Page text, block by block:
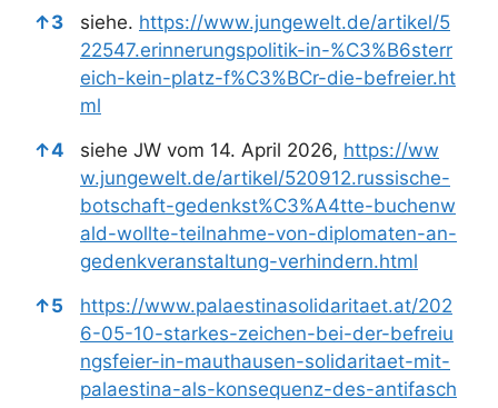
↑3 siehe. https://www.jungewelt.de/artikel/5
22547.erinnerungspolitik-in-%C3%B6sterr
eich-kein-platz-f%C3%BCr-die-befreier.ht
ml
↑4 siehe JW vom 14. April 2026, https://ww
w.jungewelt.de/artikel/520912.russische-
botschaft-gedenkst%C3%A4tte-buchenw
ald-wollte-teilnahme-von-diplomaten-an-
gedenkveranstaltung-verhindern.html
↑5
https://www.palaestinasolidaritaet.at/202
6-05-10-starkes-zeichen-bei-der-befreiu
ngsfeier-in-mauthausen-solidaritaet-mit-
palaestina-als-konsequenz-des-antifasch